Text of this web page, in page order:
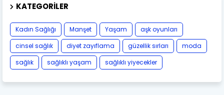
KATEGORILER
Kadın Sağlığı Manşet Yaşam
aşk oyunları
cinsel sağlık
diyet zayıflama güzellik sırları
moda
sağlık
sağlıklı yaşam sağlıklı yiyecekler